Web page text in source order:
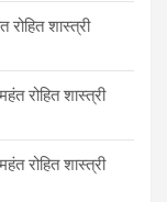
शास्त्री
रोहित शास्त्री
रोहित शास्त्री